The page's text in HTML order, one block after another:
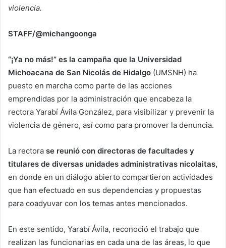
violencia.
STAFF/@michangoonga
“¡Ya no más!” es la campaña que la Universidad
Michoacana de San Nicolás de Hidalgo (UMSNH) ha
puesto en marcha como parte de las acciones
emprendidas por la administración que encabeza la
rectora Yarabí Ávila González, para visibilizar y prevenir la
violencia de género, así como para promover la denuncia.
La rectora se reunió con directoras de facultades y
titulares de diversas unidades administrativas nicolaitas,
en donde en un diálogo abierto compartieron actividades
que han efectuado en sus dependencias y propuestas
para coadyuvar con los temas antes mencionados.
En este sentido, Yarabí Ávila, reconoció el trabajo que
realizan las funcionarias en cada una de las áreas, lo que